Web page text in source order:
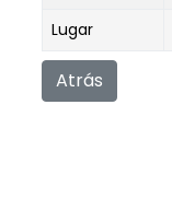
Lugar
Atrás